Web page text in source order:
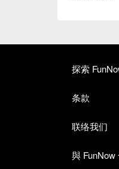
探索
条款
联络我们
與 FunNow